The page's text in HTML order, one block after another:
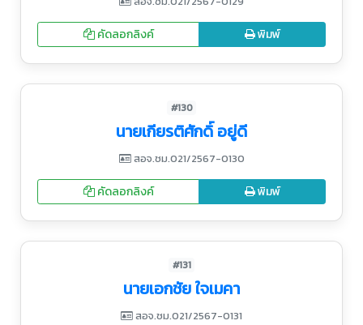
คัดลอกลิงค์ พิมพ์
#130
นายเกียรติศักดิ์ อยู่ดี
สอจ.ชม.021/2567-0130
คัดลอกลิงค์ พิมพ์
#131
นายเอกชัย ใจเมคา
สอจ.ชม.021/2567-0131